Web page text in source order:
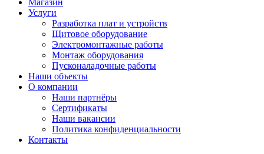
Магазин
Услуги
Разработка плат и устройств
Щитовое оборудование
Электромонтажные работы
Монтаж оборудования
Пусконаладочные работы
Наши объекты
О компании
Наши партнёры
Сертификаты
Наши вакансии
Политика конфиденциальности
Контакты